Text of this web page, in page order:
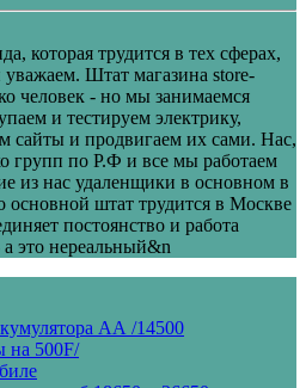
которая трудится в тех сферах,
Штат магазина store-
человек - но мы занимаемся
и тестируем электрику,
сайты и продвигаем их сами. Нас,
групп по Р.Ф и все мы работаем
из нас удаленщики в основном в
основной штат трудится в Москве
постоянство и работа
это нереальный&n
АА /14500
на 500F/